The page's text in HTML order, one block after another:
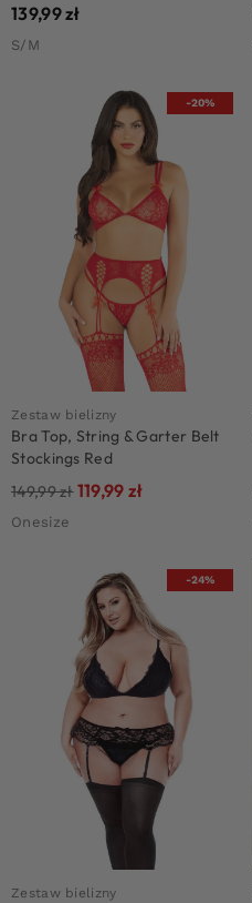
139,99zł
S/M
-20%
Zestaw bielizny
Bra Top, String & Garter Belt
Stockings Red
149,99zł119,99 zł
Onesize
-24%
Zestaw bielizny